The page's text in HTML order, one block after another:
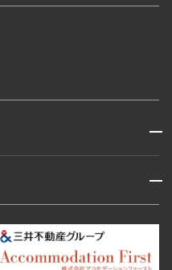
開閉
三田・芝・浜松町
本郷・春日・小石川
開閉
台東区 墨田区
中野区
練馬区 荒川区
足立区